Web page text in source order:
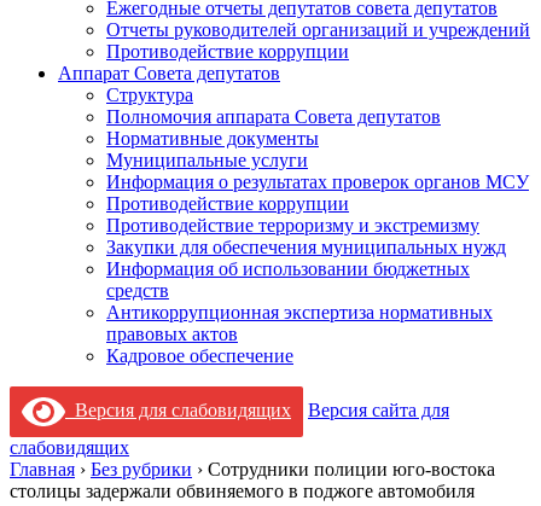
Ежегодные отчеты депутатов совета депутатов
Отчеты руководителей организаций и учреждений
Противодействие коррупции
Аппарат Совета депутатов
Структура
Полномочия аппарата Совета депутатов
Нормативные документы
Муниципальные услуги
Информация о результатах проверок органов МСУ
Противодействие коррупции
Противодействие терроризму и экстремизму
Закупки для обеспечения муниципальных нужд
Информация об использовании бюджетных
средств
Антикоррупционная экспертиза нормативных
правовых актов
Кадровое обеспечение
Версия для слабовидящих
Версия сайта для
слабовидящих
Главная › Без рубрики › Сотрудники полиции юго-востока
столицы задержали обвиняемого в поджоге автомобиля